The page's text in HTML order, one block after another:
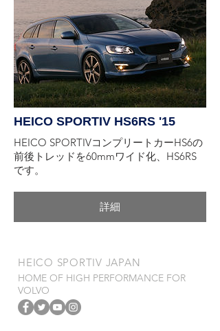
HEICO SPORTIV HS6RS '15
HEICO SPORTIVコンプリートカーHS6の
前後トレッドを60mmワイド化、HS6RS
です。
詳細
​HEICO SPORTIV JAPAN
HOME OF HIGH PERFORMANCE FOR
VOLVO